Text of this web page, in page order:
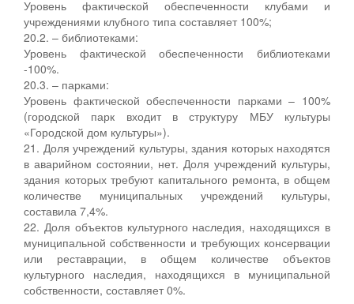
Уровень фактической обеспеченности клубами и
учреждениями клубного типа составляет 100%;
20.2. – библиотеками:
Уровень фактической обеспеченности библиотеками
-100%.
20.3. – парками:
Уровень фактической обеспеченности парками – 100%
(городской парк входит в структуру МБУ культуры
«Городской дом культуры»).
21. Доля учреждений культуры, здания которых находятся
в аварийном состоянии, нет. Доля учреждений культуры,
здания которых требуют капитального ремонта, в общем
количестве муниципальных учреждений культуры,
составила 7,4%.
22. Доля объектов культурного наследия, находящихся в
муниципальной собственности и требующих консервации
или реставрации, в общем количестве объектов
культурного наследия, находящихся в муниципальной
собственности, составляет 0%.